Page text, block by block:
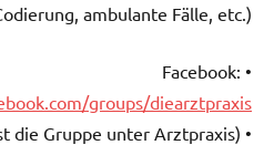
ambulante Fälle, etc.):
• Facebook:
groups/diearztpraxis
• Telegram:
die Gruppe unter Arztpraxis)